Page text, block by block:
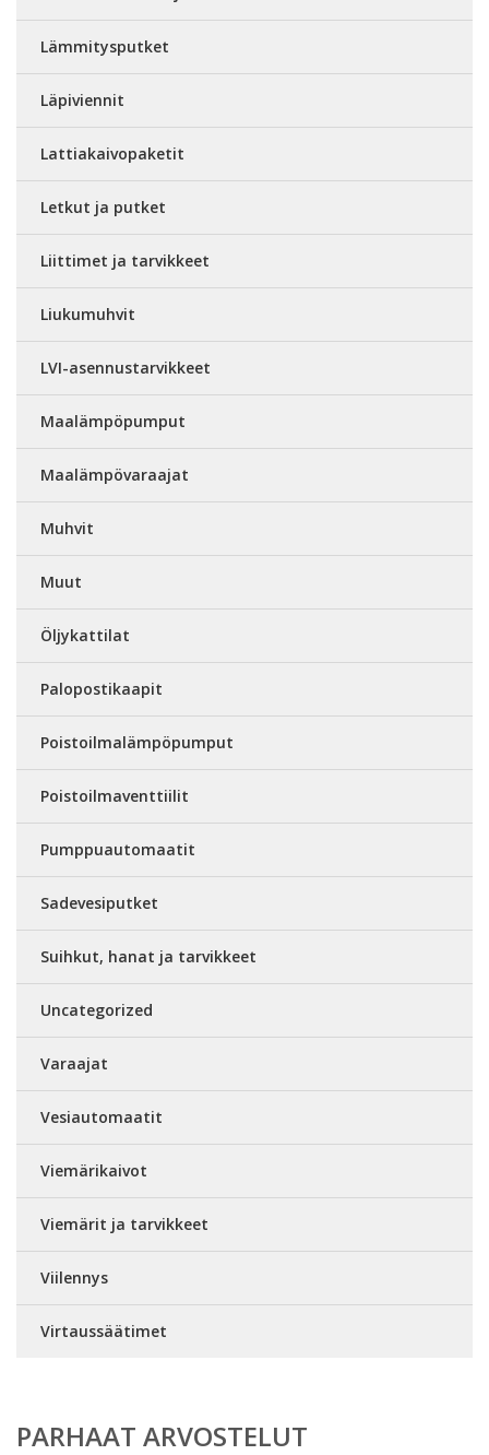
Lämmitysputket
Läpiviennit
Lattiakaivopaketit
Letkut ja putket
Liittimet ja tarvikkeet
Liukumuhvit
LVI-asennustarvikkeet
Maalämpöpumput
Maalämpövaraajat
Muhvit
Muut
Öljykattilat
Palopostikaapit
Poistoilmalämpöpumput
Poistoilmaventtiilit
Pumppuautomaatit
Sadevesiputket
Suihkut, hanat ja tarvikkeet
Uncategorized
Varaajat
Vesiautomaatit
Viemärikaivot
Viemärit ja tarvikkeet
Viilennys
Virtaussäätimet
PARHAAT ARVOSTELUT